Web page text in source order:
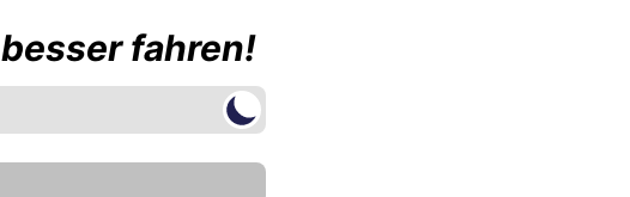
besser fahren!